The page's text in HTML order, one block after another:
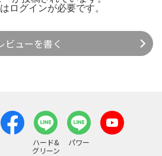
ログインが必要です。
ビューを書く
ハード&
グリーン
パワー